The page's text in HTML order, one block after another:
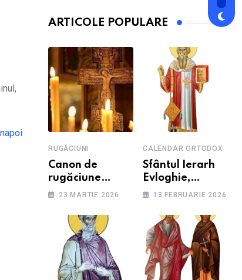
Înapoi
ARTICOLE POPULARE
RUGĂCIUNI
Canon de
rugăciune
pentru cei care
depresie și
anxietate
23 MARTIE 2026
CALENDAR ORTODOX
Sfântul Ierarh
Evloghie,
Patriarhul
13 FEBRUARIE 2026